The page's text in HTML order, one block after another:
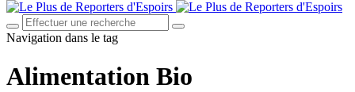
Navigation dans le tag
Alimentation Bio